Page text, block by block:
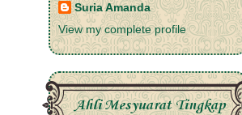
Suria Amanda
View my complete profile
Ahli Mesyuarat Tingkap